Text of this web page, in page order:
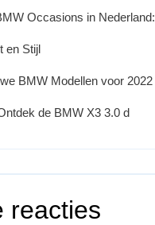
Occasions in Nederland:
en Stijl
BMW Modellen voor 2022
de BMW X3 3.0 d
reacties